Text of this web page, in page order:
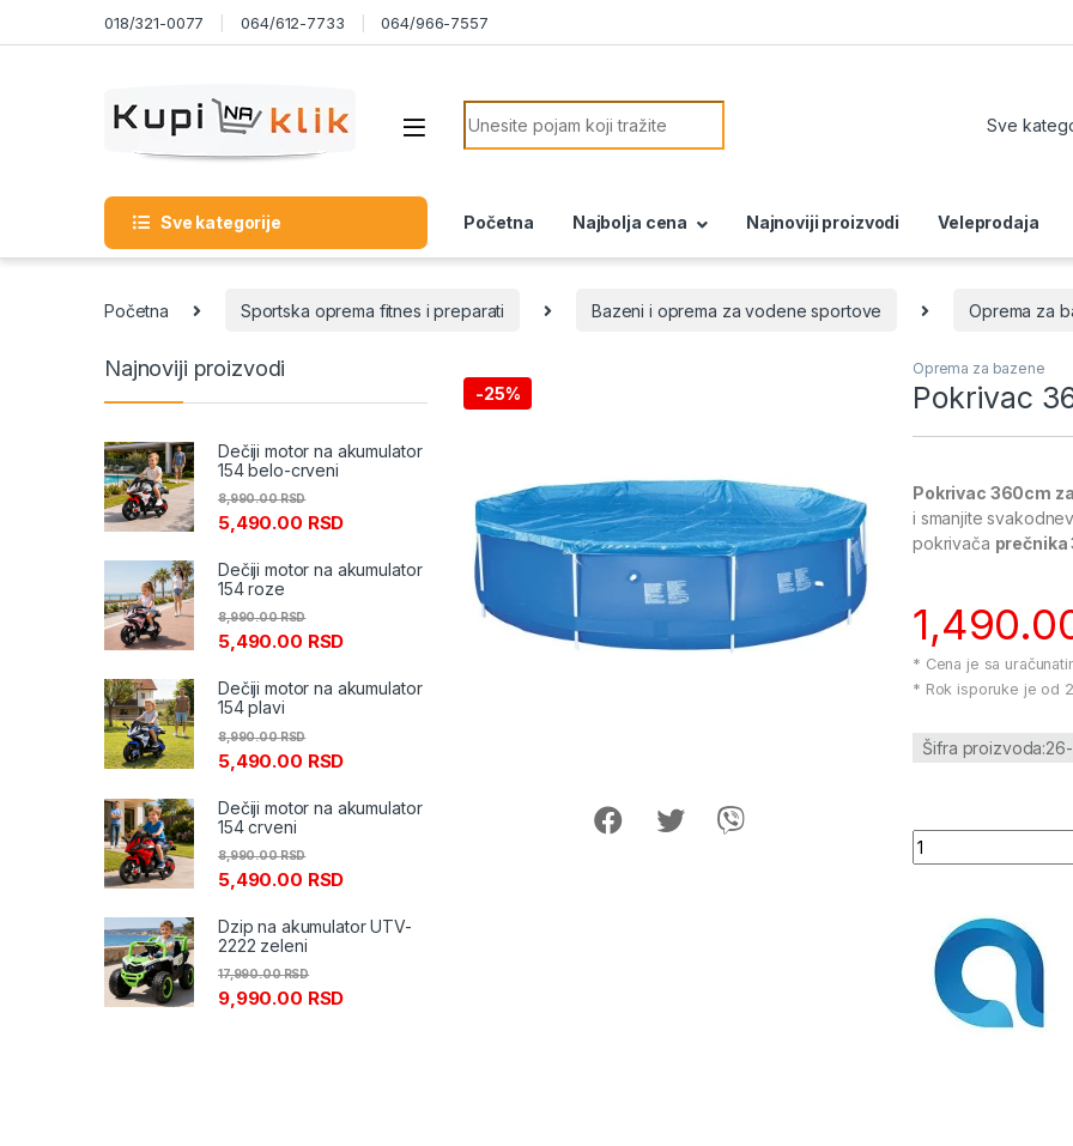
Skip to navigation018/321-0077 064/612-7733 064/966-7557
Search for:
Sve kategorije Početna Najbolja cena Najnoviji proizvodi Veleprodaja
Početna Sportska oprema fitnes i preparati Bazeni i oprema za vodene sportove Oprema za
-25%
Oprema za bazene
Pokrivac
Pokrivac 360cm
i smanjite
pokrivača prečnika
* Cena je sa
* Rok isporuke je od
Šifra proizvoda:26-
Pokrivac 360cm
Najnoviji proizvodi
Dečiji motor na akumulator
154 belo-crveni
5,490.00 RSD
8,990.00RSD
Dečiji motor na akumulator
154 roze
5,490.00 RSD
8,990.00RSD
Dečiji motor na akumulator
154 plavi
5,490.00 RSD
8,990.00RSD
Dečiji motor na akumulator
154 crveni
5,490.00 RSD
8,990.00RSD
Dzip na akumulator UTV-
2222 zeleni
9,990.00 RSD
17,990.00RSD